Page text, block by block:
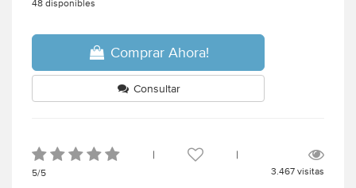
48 disponibles
Comprar Ahora!
Consultar
5/5
| |
3.467 visitas